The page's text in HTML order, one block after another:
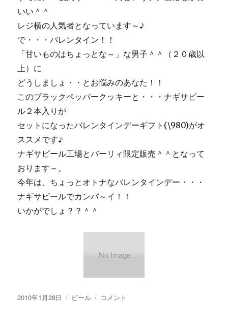
いい＾＾
レジ横の人気者となっています～♪
で・・・バレンタイン！！
「甘いものはちょっとな～」な男子＾＾（２０歳以
上）に
どうしましょ・・とお悩みのあなた！！
このブラックペッパークッキーと・・・ナギサビー
ル２本入りが
セットになったバレンタインデーギフト(\980)がオ
ススメです♪
ナギサビール工場とバーリィ限定販売＾＾となって
おります～。
今年は、ちょっとオトナなバレンタインデー・・・
ナギサビールでカンパ～イ！！
いかがでしょ？？＾＾
投
2010年1月28日
カ
ビール
【画
コメント